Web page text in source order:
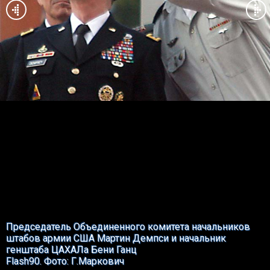
Председатель Объединенного комитета начальников
штабов армии США Мартин Демпси и начальник
генштаба ЦАХАЛа Бени Ганц
Flash90. Фото: Г.Маркович